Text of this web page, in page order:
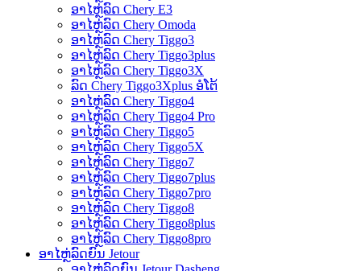
ອາໄຫຼ່ລົດ Chery E3
ອາໄຫຼ່ລົດ Chery Omoda
ອາໄຫຼ່ລົດ Chery Tiggo3
ອາໄຫຼ່ລົດ Chery Tiggo3plus
ອາໄຫຼ່ລົດ Chery Tiggo3X
ລົດ Chery Tiggo3Xplus ອໍໂຕ້
ອາໄຫຼ່ລົດ Chery Tiggo4
ອາໄຫຼ່ລົດ Chery Tiggo4 Pro
ອາໄຫຼ່ລົດ Chery Tiggo5
ອາໄຫຼ່ລົດ Chery Tiggo5X
ອາໄຫຼ່ລົດ Chery Tiggo7
ອາໄຫຼ່ລົດ Chery Tiggo7plus
ອາໄຫຼ່ລົດ Chery Tiggo7pro
ອາໄຫຼ່ລົດ Chery Tiggo8
ອາໄຫຼ່ລົດ Chery Tiggo8plus
ອາໄຫຼ່ລົດ Chery Tiggo8pro
ອາໄຫຼ່ລົດຍົນ Jetour